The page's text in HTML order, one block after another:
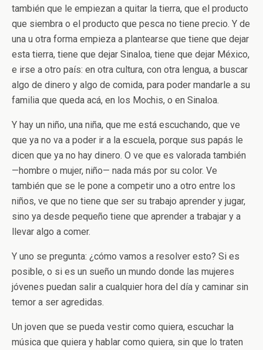
también que le empiezan a quitar la tierra, que el producto
que siembra o el producto que pesca no tiene precio. Y de
una u otra forma empieza a plantearse que tiene que dejar
esta tierra, tiene que dejar Sinaloa, tiene que dejar México,
e irse a otro país: en otra cultura, con otra lengua, a buscar
algo de dinero y algo de comida, para poder mandarle a su
familia que queda acá, en los Mochis, o en Sinaloa.
Y hay un niño, una niña, que me está escuchando, que ve
que ya no va a poder ir a la escuela, porque sus papás le
dicen que ya no hay dinero. O ve que es valorada también
—hombre o mujer, niño— nada más por su color. Ve
también que se le pone a competir uno a otro entre los
niños, ve que no tiene que ser su trabajo aprender y jugar,
sino ya desde pequeño tiene que aprender a trabajar y a
llevar algo a comer.
Y uno se pregunta: ¿cómo vamos a resolver esto? Si es
posible, o si es un sueño un mundo donde las mujeres
jóvenes puedan salir a cualquier hora del día y caminar sin
temor a ser agredidas.
Un joven que se pueda vestir como quiera, escuchar la
música que quiera y hablar como quiera, sin que lo traten